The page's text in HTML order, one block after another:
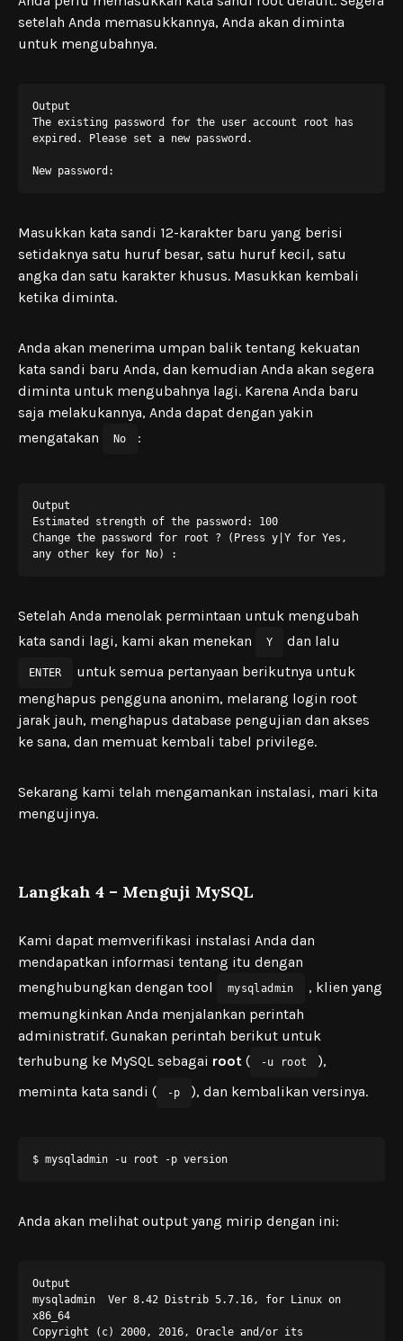
setelah Anda memasukkannya, Anda akan diminta
untuk mengubahnya.
Output
The existing password for the user account root has
expired. Please set a new password.
New password:
Masukkan kata sandi 12-karakter baru yang berisi
setidaknya satu huruf besar, satu huruf kecil, satu
angka dan satu karakter khusus. Masukkan kembali
ketika diminta.
Anda akan menerima umpan balik tentang kekuatan
kata sandi baru Anda, dan kemudian Anda akan segera
diminta untuk mengubahnya lagi. Karena Anda baru
saja melakukannya, Anda dapat dengan yakin
mengatakan
No :
Output
Estimated strength of the password: 100
Change the password for root ? (Press y|Y for Yes,
any other key for No) :
Setelah Anda menolak permintaan untuk mengubah
kata sandi lagi, kami akan menekan
Y dan lalu
ENTER
untuk semua pertanyaan berikutnya untuk
menghapus pengguna anonim, melarang login root
jarak jauh, menghapus database pengujian dan akses
ke sana, dan memuat kembali tabel privilege.
Sekarang kami telah mengamankan instalasi, mari kita
mengujinya.
Langkah 4 – Menguji MySQL
Kami dapat memverifikasi instalasi Anda dan
mendapatkan informasi tentang itu dengan
menghubungkan dengan tool
mysqladmin
, klien yang
memungkinkan Anda menjalankan perintah
administratif. Gunakan perintah berikut untuk
terhubung ke MySQL sebagai root ( -u root
),
meminta kata sandi (
-p ), dan kembalikan versinya.
$ mysqladmin -u root -p version
Anda akan melihat output yang mirip dengan ini:
Output
mysqladmin  Ver 8.42 Distrib 5.7.16, for Linux on
x86_64
Copyright (c) 2000, 2016, Oracle and/or its